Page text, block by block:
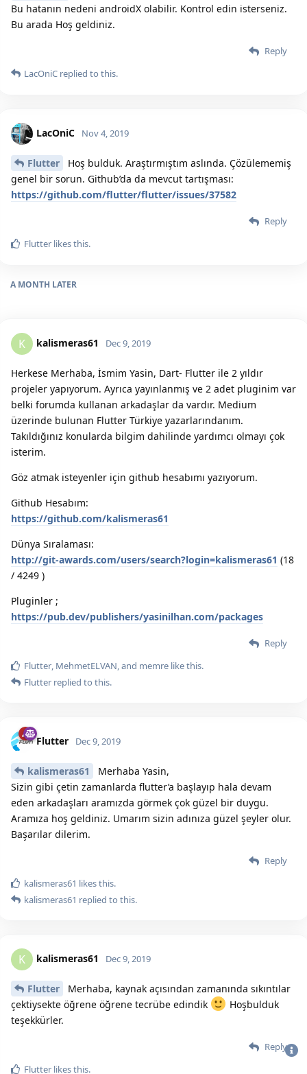
Bu hatanın nedeni androidX olabilir. Kontrol edin isterseniz.
Bu arada Hoş geldiniz.
Reply
LacOniC replied to this.
LacOniC Nov 4, 2019
Flutter
Hoş bulduk. Araştırmıştım aslında. Çözülememiş
genel bir sorun. Github’da da mevcut tartışması:
https://github.com/flutter/flutter/issues/37582
Reply
Flutter likes this.
A MONTH LATER
K kalismeras61 Dec 9, 2019
Herkese Merhaba, İsmim Yasin, Dart- Flutter ile 2 yıldır
projeler yapıyorum. Ayrıca yayınlanmış ve 2 adet pluginim var
belki forumda kullanan arkadaşlar da vardır. Medium
üzerinde bulunan Flutter Türkiye yazarlarındanım.
Takıldığınız konularda bilgim dahilinde yardımcı olmayı çok
isterim.
Göz atmak isteyenler için github hesabımı yazıyorum.
Github Hesabım:
https://github.com/kalismeras61
Dünya Sıralaması:
http://git-awards.com/users/search?login=kalismeras61 (18
/ 4249 )
Pluginler ;
https://pub.dev/publishers/yasinilhan.com/packages
Reply
Flutter, MehmetELVAN, and memre like this.
Flutter replied to this.
Flutter Dec 9, 2019
kalismeras61
Merhaba Yasin,
Sizin gibi çetin zamanlarda flutter’a başlayıp hala devam
eden arkadaşları aramızda görmek çok güzel bir duygu.
Aramıza hoş geldiniz. Umarım sizin adınıza güzel şeyler olur.
Başarılar dilerim.
Reply
kalismeras61 likes this.
kalismeras61 replied to this.
K kalismeras61 Dec 9, 2019
Flutter
Merhaba, kaynak açısından zamanında sıkıntılar
çektiysekte öğrene öğrene tecrübe edindik
Hoşbulduk
teşekkürler.
Reply
Flutter likes this.
iletişime geç|